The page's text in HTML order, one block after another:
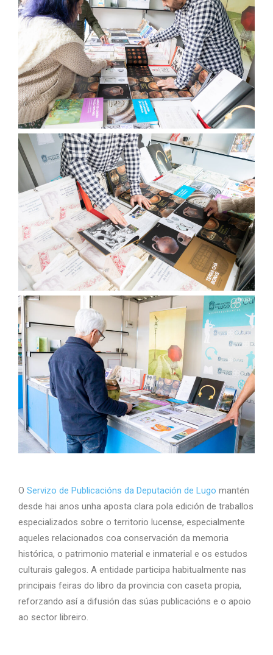
O Servizo de Publicacións da Deputación de Lugo mantén
desde hai anos unha aposta clara pola edición de traballos
especializados sobre o territorio lucense, especialmente
aqueles relacionados coa conservación da memoria
histórica, o patrimonio material e inmaterial e os estudos
culturais galegos. A entidade participa habitualmente nas
principais feiras do libro da provincia con caseta propia,
reforzando así a difusión das súas publicacións e o apoio
ao sector libreiro.